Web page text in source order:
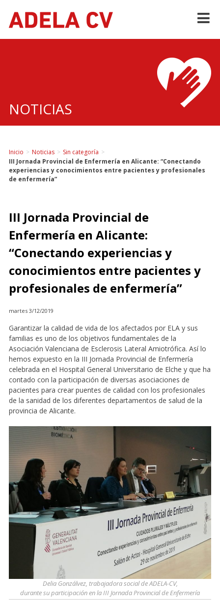
NOTICIAS
Inicio > Noticias > Sin categoría >
III Jornada Provincial de Enfermería en Alicante: “Conectando
experiencias y conocimientos entre pacientes y profesionales
de enfermería”
III Jornada Provincial de
Enfermería en Alicante:
“Conectando experiencias y
conocimientos entre pacientes y
profesionales de enfermería”
martes 3/12/2019
Garantizar la calidad de vida de los afectados por ELA y sus
familias es uno de los objetivos fundamentales de la
Asociación Valenciana de Esclerosis Lateral Amiotrófica. Así lo
hemos expuesto en la III Jornada Provincial de Enfermería
celebrada en el Hospital General Universitario de Elche y que ha
contado con la participación de diversas asociaciones de
pacientes para crear puentes de calidad con los profesionales
de la sanidad de los diferentes departamentos de salud de la
provincia de Alicante.
Delia Gonzálvez, trabajadora social de ADELA-CV,
durante su participación en la III Jornada Provincial de Enfermería